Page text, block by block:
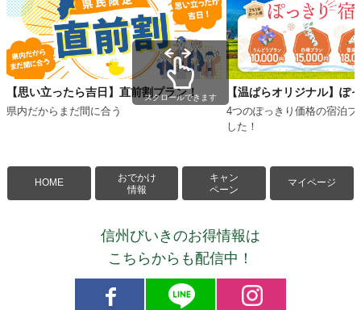
【思い立ったら吉日】直前割プラン！
県内だからまだ間に合う
【温ぱらオリジナル】ぽ
4つのぽっきり価格の宿泊
した！
スクロールできます
HOME
おでかけ
情報
キャン
ペーン
マイページ
信州びいきのお得情報は
こちらからも配信中！